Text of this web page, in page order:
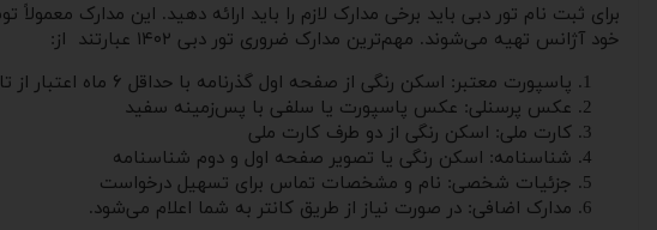
برای ثبت ‌نام تور دبی باید برخی مدارک لازم را باید ارائه دهید. این مدارک
خود آژانس تهیه می‌شوند. مهم‌ترین مدارک ضروری تور دبی ۱۴۰۲ عبارتند از:
پاسپورت معتبر: اسکن رنگی از صفحه اول گذرنامه با حداقل ۶ ماه اعتبار از تاریخ سفر
عکس پرسنلی: عکس پاسپورت یا سلفی با پس‌زمینه سفید
کارت ملی: اسکن رنگی از دو طرف کارت ملی
شناسنامه: اسکن رنگی یا تصویر صفحه اول و دوم شناسنامه
جزئیات شخصی: نام و مشخصات تماس برای تسهیل درخواست
مدارک اضافی: در صورت نیاز از طریق کانتر به شما اعلام می‌شود.